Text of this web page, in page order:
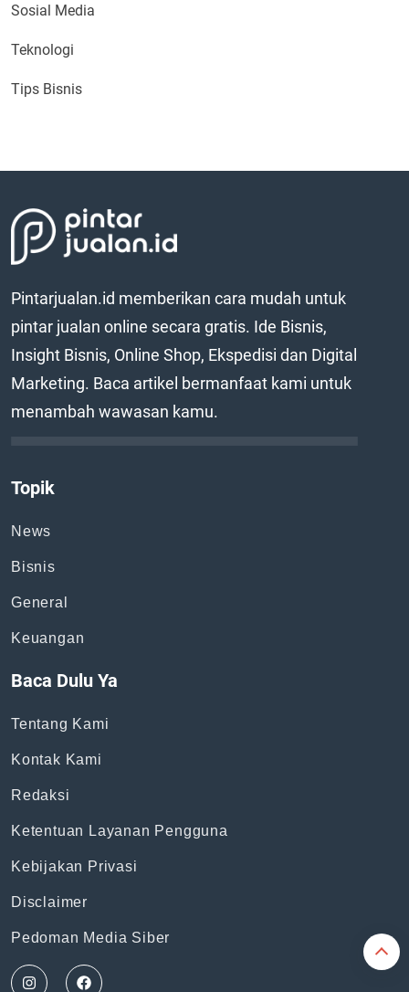
Sosial Media
Teknologi
Tips Bisnis
Pintarjualan.id memberikan cara mudah untuk
pintar jualan online secara gratis. Ide Bisnis,
Insight Bisnis, Online Shop, Ekspedisi dan Digital
Marketing. Baca artikel bermanfaat kami untuk
menambah wawasan kamu.
Topik